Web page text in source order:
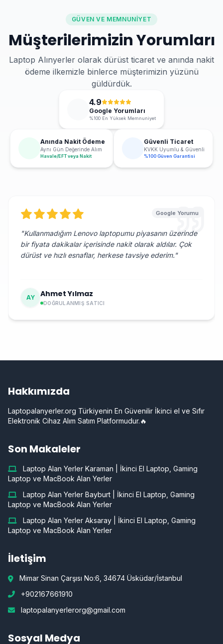
GÜVEN VE MEMNUNIYET
Müşterilerimizin Yorumları
Laptop Alınyerler olarak dürüst ticaret ve anında nakit
ödeme ilkemizle binlerce müşterimizin yüzünü
güldürdük.
4.9
Google Yorumları
%100 En Yüksek Memnuniyet
Anında Nakit Ödeme
Aynı Gün Değerinde Alım
Havale/EFT veya Nakit
Güvenli Ticaret
KVKK Uyumlu & Güvenli
%100 Güven Garantisi
Google Yorumu
"Kullanmadığım Lenovo laptopumu piyasanın üzerinde
bir fiyata dakikalar içerisinde nakit olarak aldılar. Çok
dürüst ve hızlı esnaflar, herkese tavsiye ederim."
AY Ahmet Yılmaz
DOĞRULANMIŞ SATICI
Hakkımızda
Laptopalanyerler.org Türkiyenin En Güvenilir İkinci el ve Sıfır
Elektronik Cihaz Alım Satım Platformudur.🔥
Son Makaleler
Laptop Alan Yerler Karaman | İkinci El Laptop, Gaming
Laptop ve MacBook Alan Yerler
Laptop Alan Yerler Bayburt | İkinci El Laptop, Gaming
Laptop ve MacBook Alan Yerler
Laptop Alan Yerler Aksaray | İkinci El Laptop, Gaming
Laptop ve MacBook Alan Yerler
İletişim
Mimar Sinan Çarşısı No:6, 34674 Üsküdar/İstanbul
+902167661910
laptopalanyerlerorg@gmail.com
Sosyal Medya